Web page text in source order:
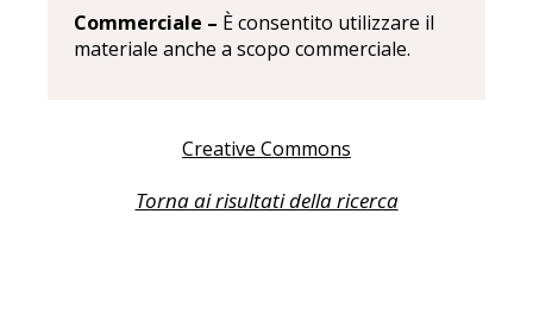
Commerciale – È consentito utilizzare il
materiale anche a scopo commerciale.
Creative Commons
Torna ai risultati della ricerca